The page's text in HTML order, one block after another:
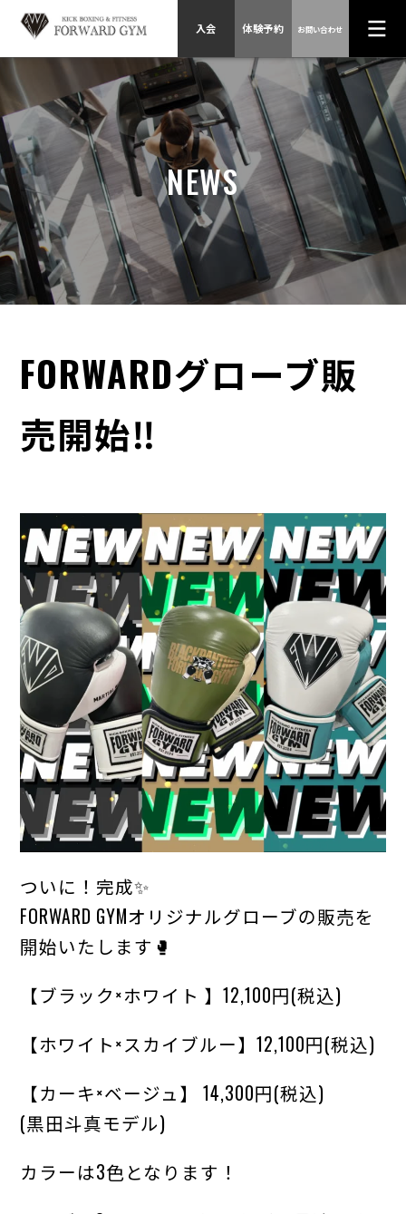
入会 体験予約 お問い合わせ
HOME
スケジュール、
プログラム
料金、入会方法
トレーナー紹介
店舗情報
お問い合わせ
NEWS
FORWARDグローブ販
売開始‼️
ついに！完成✨
FORWARD GYMオリジナルグローブの販売を
開始いたします🥊
【ブラック×ホワイト 】12,100円(税込)
【ホワイト×スカイブルー】12,100円(税込)
【カーキ×ベージュ】 14,300円(税込)
(黒田斗真モデル)
カラーは3色となります！